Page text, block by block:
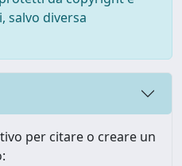
salvo diversa
per citare o creare un